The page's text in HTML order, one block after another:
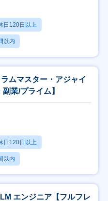
日120日以上
以内
ムマスター・アジャイ
業/プライム】
日120日以上
以内
エンジニア【フルフレ